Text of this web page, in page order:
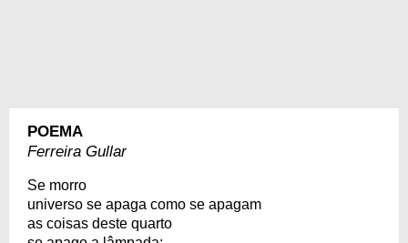
POEMA
Ferreira Gullar
Se morro
universo se apaga como se apagam
as coisas deste quarto